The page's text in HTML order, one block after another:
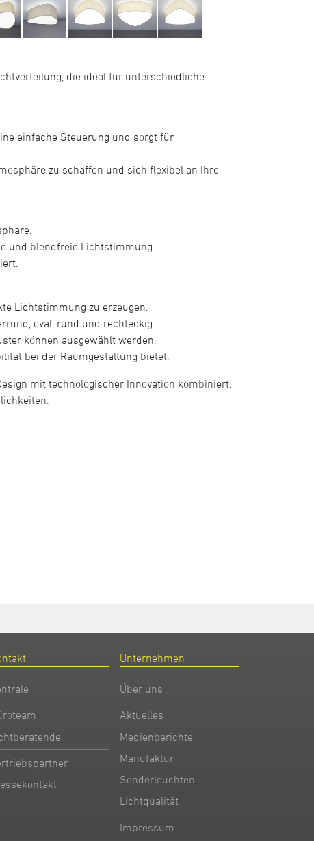
die ideal für unterschiedliche
einfache Steuerung und sorgt für
zu schaffen und sich flexibel an Ihre
und blendfreie Lichtstimmung.
Lichtstimmung zu erzeugen.
oval, rund und rechteckig.
können ausgewählt werden.
bei der Raumgestaltung bietet.
mit technologischer Innovation kombiniert.
Unternehmen
Über uns
Aktuelles
Medienberichte
Manufaktur
Sonderleuchten
Lichtqualität
Impressum